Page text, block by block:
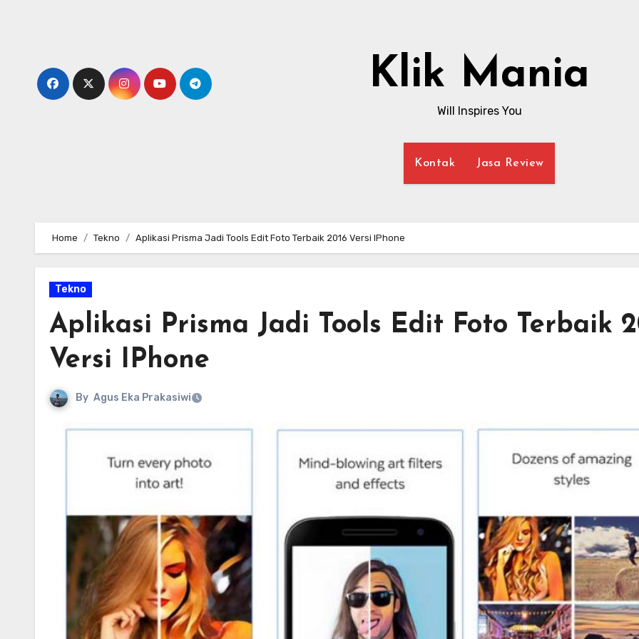
Klik Mania
Will Inspires You
Kontak Jasa Review
Home Tekno Aplikasi Prisma Jadi Tools Edit Foto Terbaik 2016 Versi IPhone
Tekno
Aplikasi Prisma Jadi Tools Edit Foto Terbaik
Versi IPhone
By Agus Eka Prakasiwi